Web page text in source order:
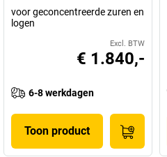
voor geconcentreerde zuren en
logen
Excl. BTW
€ 1.840,-
6-8 werkdagen
Toon product